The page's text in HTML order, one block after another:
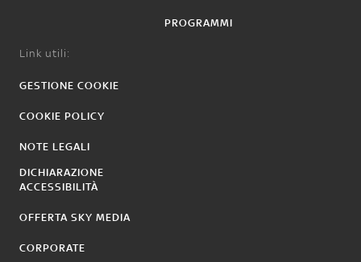
PROGRAMMI
Link utili:
GESTIONE COOKIE
COOKIE POLICY
NOTE LEGALI
DICHIARAZIONE
ACCESSIBILITÀ
OFFERTA SKY MEDIA
CORPORATE